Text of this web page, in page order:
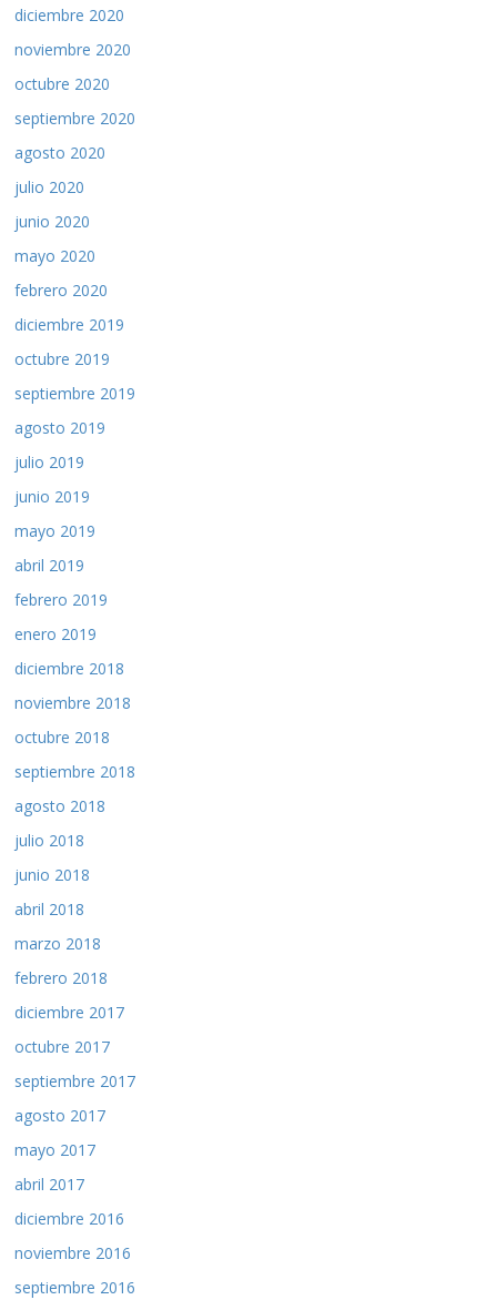
diciembre 2020
noviembre 2020
octubre 2020
septiembre 2020
agosto 2020
julio 2020
junio 2020
mayo 2020
febrero 2020
diciembre 2019
octubre 2019
septiembre 2019
agosto 2019
julio 2019
junio 2019
mayo 2019
abril 2019
febrero 2019
enero 2019
diciembre 2018
noviembre 2018
octubre 2018
septiembre 2018
agosto 2018
julio 2018
junio 2018
abril 2018
marzo 2018
febrero 2018
diciembre 2017
octubre 2017
septiembre 2017
agosto 2017
mayo 2017
abril 2017
diciembre 2016
noviembre 2016
septiembre 2016